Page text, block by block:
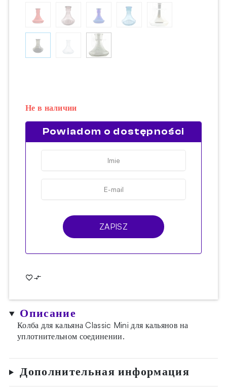
Не в наличии
Powiadom o dostępności
ZAPISZ
Описание
Колба для кальяна Classic Mini для кальянов на
уплотнительном соединении.
Дополнительная информация